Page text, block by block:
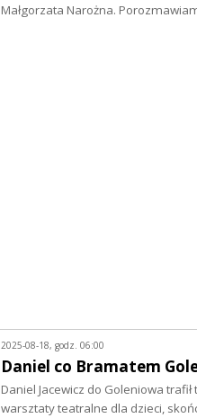
Małgorzata Narożna.
2025-08-18, godz. 06:00
Daniel co Bramatem
Daniel Jacewicz do Goleniowa
warsztaty teatralne dla dzieci,